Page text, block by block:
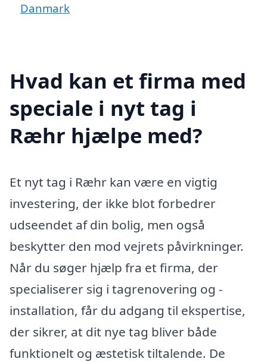
Danmark
Hvad kan et firma med
speciale i nyt tag i
Ræhr hjælpe med?
Et nyt tag i Ræhr kan være en vigtig
investering, der ikke blot forbedrer
udseendet af din bolig, men også
beskytter den mod vejrets påvirkninger.
Når du søger hjælp fra et firma, der
specialiserer sig i tagrenovering og -
installation, får du adgang til ekspertise,
der sikrer, at dit nye tag bliver både
funktionelt og æstetisk tiltalende. De